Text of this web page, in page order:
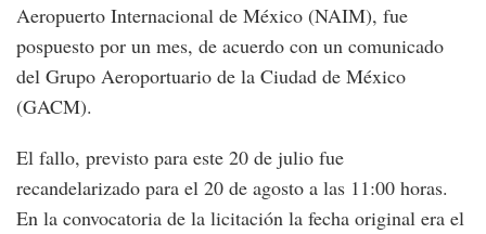
Aeropuerto Internacional de México (NAIM), fue
pospuesto por un mes, de acuerdo con un comunicado
del Grupo Aeroportuario de la Ciudad de México
(GACM).
El fallo, previsto para este 20 de julio fue
recandelarizado para el 20 de agosto a las 11:00 horas.
En la convocatoria de la licitación la fecha original era el